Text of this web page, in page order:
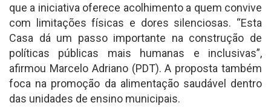
que a iniciativa oferece acolhimento a quem convive
com limitações físicas e dores silenciosas. “Esta
Casa dá um passo importante na construção de
políticas públicas mais humanas e inclusivas”,
afirmou Marcelo Adriano (PDT). A proposta também
foca na promoção da alimentação saudável dentro
das unidades de ensino municipais.